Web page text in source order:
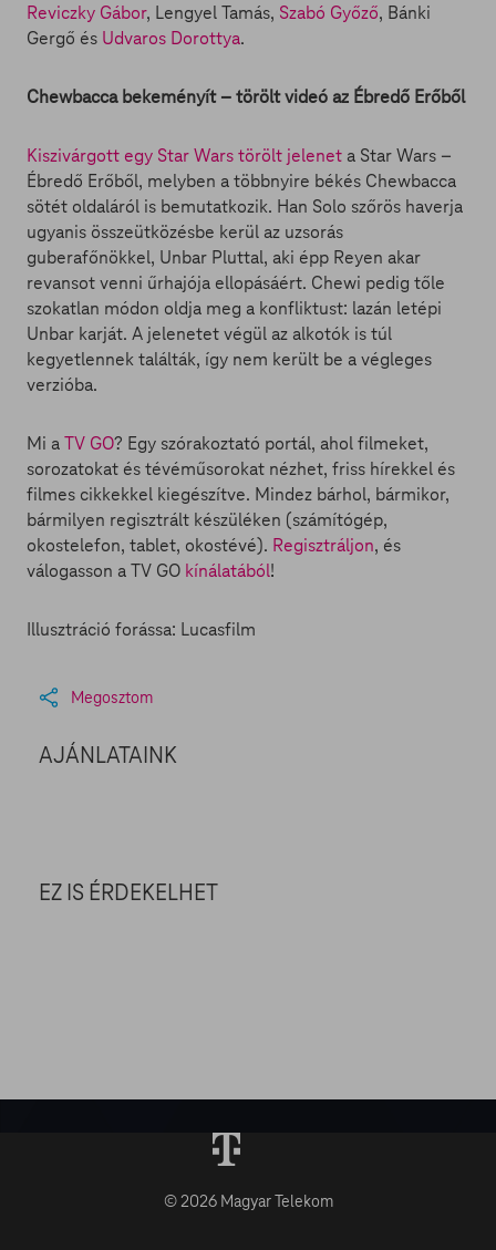
Reviczky Gábor, Lengyel Tamás, Szabó Győző, Bánki
Gergő és Udvaros Dorottya.
Chewbacca bekeményít – törölt videó az Ébredő Erőből
Kiszivárgott egy Star Wars törölt jelenet a Star Wars –
Ébredő Erőből, melyben a többnyire békés Chewbacca
sötét oldaláról is bemutatkozik. Han Solo szőrös haverja
ugyanis összeütközésbe kerül az uzsorás
guberafőnökkel, Unbar Pluttal, aki épp Reyen akar
revansot venni űrhajója ellopásáért. Chewi pedig tőle
szokatlan módon oldja meg a konfliktust: lazán letépi
Unbar karját. A jelenetet végül az alkotók is túl
kegyetlennek találták, így nem került be a végleges
verzióba.
Mi aTV GO? Egy szórakoztató portál, ahol filmeket,
sorozatokat és tévéműsorokat nézhet, friss hírekkel és
filmes cikkekkel kiegészítve. Mindez bárhol, bármikor,
bármilyen regisztrált készüléken (számítógép,
okostelefon, tablet, okostévé). Regisztráljon, és
válogasson a TV GO kínálatából!
Illusztráció forássa: Lucasfilm
Megosztom
AJÁNLATAINK
EZ IS ÉRDEKELHET
© 2026 Magyar Telekom